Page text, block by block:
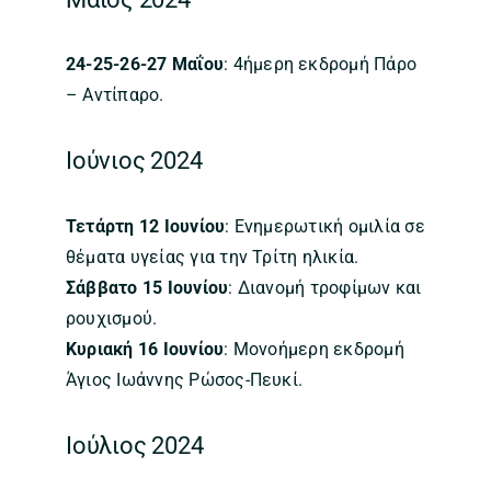
24-25-26-27 Μαΐου: 4ήμερη εκδρομή Πάρο
– Αντίπαρο.
Ιούνιος 2024
Τετάρτη 12 Ιουνίου: Ενημερωτική ομιλία σε
θέματα υγείας για την Τρίτη ηλικία.
Σάββατο 15 Ιουνίου: Διανομή τροφίμων και
ρουχισμού.
Κυριακή 16 Ιουνίου: Μονοήμερη εκδρομή
Άγιος Ιωάννης Ρώσος-Πευκί.
Ιούλιος 2024